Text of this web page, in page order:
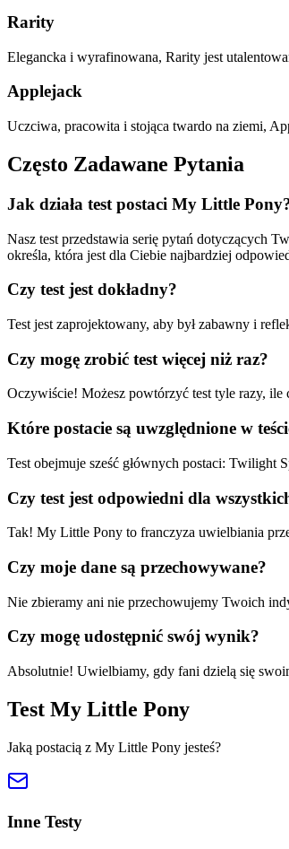
Rarity
Elegancka i wyrafinowana, Rarity jest
Applejack
Uczciwa, pracowita i stojąca twardo na ziemi,
Często Zadawane Pytania
Jak działa test postaci My Little
Nasz test przedstawia serię pytań dotyczących
określa, która jest dla Ciebie najbardziej
Czy test jest dokładny?
Test jest zaprojektowany, aby był zabawny i
Czy mogę zrobić test więcej niż raz?
Oczywiście! Możesz powtórzyć test tyle razy,
Które postacie są uwzględnione w
Test obejmuje sześć głównych postaci:
Czy test jest odpowiedni dla
Tak! My Little Pony to franczyza uwielbiania
Czy moje dane są przechowywane?
Nie zbieramy ani nie przechowujemy Twoich
Czy mogę udostępnić swój wynik?
Absolutnie! Uwielbiamy, gdy fani dzielą się
Test My Little Pony
Jaką postacią z My Little Pony jesteś?
Inne Testy